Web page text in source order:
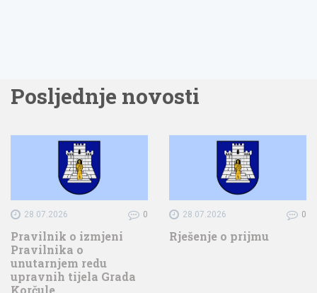
Posljednje novosti
28.07.2026 0
Pravilnik o izmjeni
Pravilnika o
unutarnjem redu
upravnih tijela Grada
Korčule
28.07.2026 0
Rješenje o prijmu